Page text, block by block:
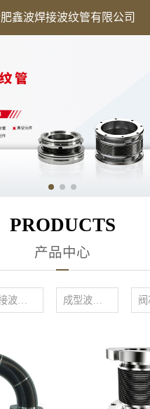
波纹管有限公司网站！
鑫波焊接波纹管有限公司
PRODUCTS
产品中心
焊接波纹管 成型波纹管